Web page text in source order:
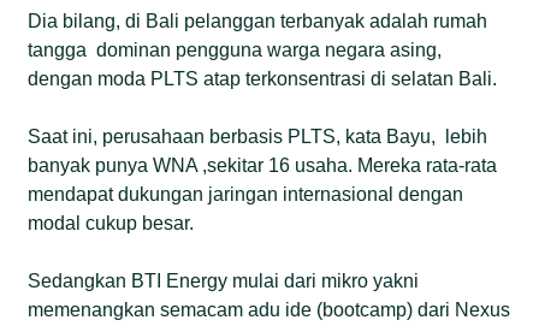
Dia bilang, di Bali pelanggan terbanyak adalah rumah
tangga dominan pengguna warga negara asing,
dengan moda PLTS atap terkonsentrasi di selatan Bali.
Saat ini, perusahaan berbasis PLTS, kata Bayu, lebih
banyak punya WNA ,sekitar 16 usaha. Mereka rata-rata
mendapat dukungan jaringan internasional dengan
modal cukup besar.
Sedangkan BTI Energy mulai dari mikro yakni
memenangkan semacam adu ide (bootcamp) dari Nexus